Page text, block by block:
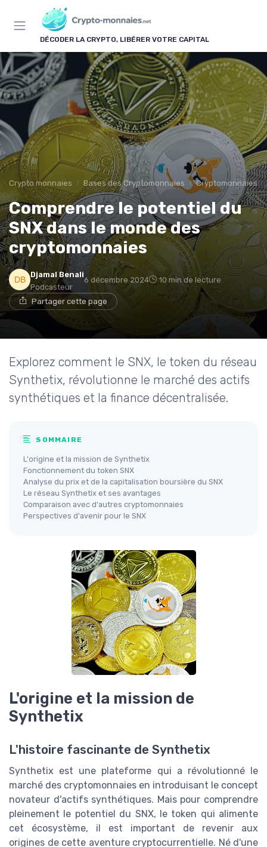
DÉCODER LA CRYPTO, LIBÉRER VOTRE CAPITAL
Crypto monnaies Bases des Cryptomonnaies Cryptomonnaies
Comprendre le potentiel du
SNX dans le monde des
cryptomonnaies
Djamal Benali
Podcasteur
6 décembre 2024 10 min de lecture
Partager cette page
Explorez comment le SNX, le token du réseau
Synthetix, révolutionne le marché des actifs
synthétiques et la finance décentralisée.
SOMMAIRE
L'origine et la mission de Synthetix
Fonctionnement du token SNX
Analyse du prix et de la capitalisation boursière du SNX
Le réseau Synthetix et ses avantages
Comparaison avec d'autres cryptomonnaies
Perspectives d'avenir pour le SNX
L'origine et la mission de
Synthetix
L'histoire fascinante de Synthetix
Synthetix est une plateforme qui a révolutionné le
marché des cryptomonnaies en introduisant le concept
novateur d'actifs synthétiques. Mais pour comprendre
pleinement le potentiel du SNX, le token qui alimente
cet écosystème, il est important de revenir aux
origines de cette aventure cryptocurrentielle. Né d'une
Panneau de gestion des cookies